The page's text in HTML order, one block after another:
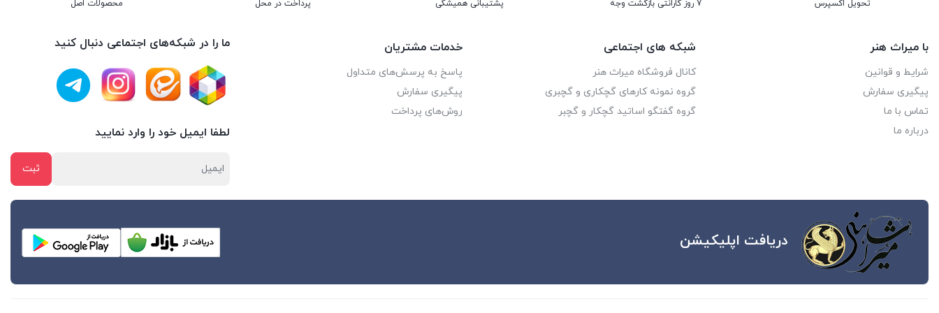
تحویل اکسپرس 7 روز گارانتی بازگشت وجه پشتیبانی همیشگی پرداخت در محل محصولات اصل
با میراث هنر
شرایط و قوانین
پیگیری سفارش
تماس با ما
درباره ما
شبکه های اجتماعی
کانال فروشگاه میراث هنر
گروه نمونه کارهای گچکاری و گچبری
گروه گفتگو اساتید گچکار و گچبر
خدمات مشتریان
پاسخ به پرسش‌های متداول
پیگیری سفارش
روش‌های پرداخت
ما را در شبکه‌های اجتماعی دنبال کنید
لطفا ایمیل خود را وارد نمایید
دریافت اپلیکیشن